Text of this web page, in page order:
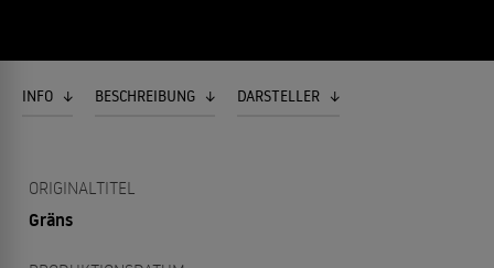
INFO BESCHREIBUNG DARSTELLER
ORIGINALTITEL
Gräns